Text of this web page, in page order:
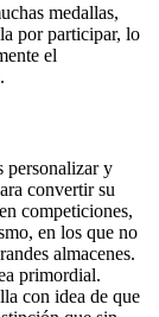
medallas,
por participar, lo
el
personalizar y
convertir su
competiciones,
en los que no
almacenes.
primordial.
con idea de que